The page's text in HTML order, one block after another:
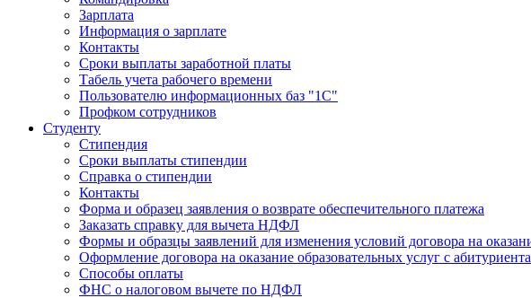
Зарплата
Информация о зарплате
Контакты
Сроки выплаты заработной платы
Табель учета рабочего времени
Пользователю информационных баз "1С"
Профком сотрудников
Студенту
Стипендия
Сроки выплаты стипендии
Справка о стипендии
Контакты
Форма и образец заявления о возврате обеспечительного платежа
Заказать справку для вычета НДФЛ
Формы и образцы заявлений для изменения условий договора на
Оформление договора на оказание образовательных услуг с
Способы оплаты
ФНС о налоговом вычете по НДФЛ